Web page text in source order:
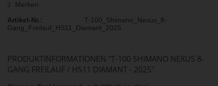
Merken
Artikel-Nr.:
T-100_Shimano_Nexus_8-
Gang_Freilauf_HS11_Diamant_2025
PRODUKTINFORMATIONEN "T-100 SHIMANO NEXUS 8-
GANG FREILAUF / HS11 DIAMANT - 2025"